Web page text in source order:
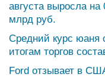
августа выросла
млрд руб.
Средний курс юаня
итогам торгов
Ford отзывает в